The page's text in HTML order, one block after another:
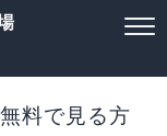
料で見る方